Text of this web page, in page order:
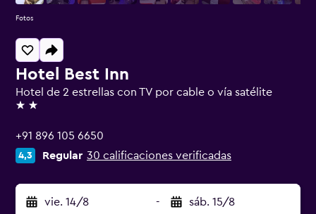
Hotel Best Inn
Hotel de 2 estrellas con TV por cable o vía satélite
2 estrellas
+91 896 105 6650
4,3 Regular 30 calificaciones verificadas
vie. 14/8 - sáb. 15/8
Fotos